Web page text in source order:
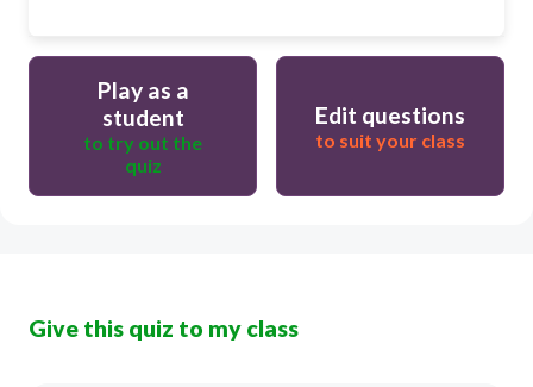
Play as a
student
to try out the
quiz
Edit questions
to suit your class
Give this quiz to my class